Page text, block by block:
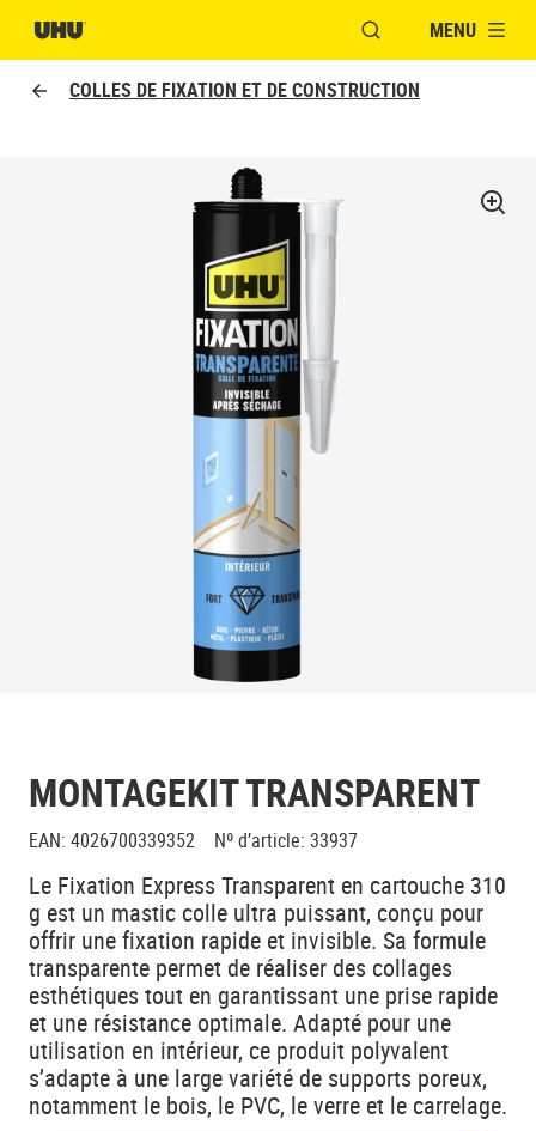
OUVRIR LAMENU
COLLES DE FIXATION ET DE CONSTRUCTION
MONTAGEKIT TRANSPARENT
EAN: 4026700339352 Nº d’article: 33937
Le Fixation Express Transparent en cartouche 310
g est un mastic colle ultra puissant, conçu pour
offrir une fixation rapide et invisible. Sa formule
transparente permet de réaliser des collages
esthétiques tout en garantissant une prise rapide
et une résistance optimale. Adapté pour une
utilisation en intérieur, ce produit polyvalent
s’adapte à une large variété de supports poreux,
notamment le bois, le PVC, le verre et le carrelage.